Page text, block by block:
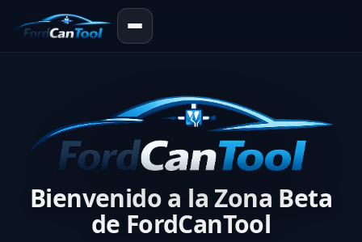
Bienvenido a la Zona Beta
de FordCanTool